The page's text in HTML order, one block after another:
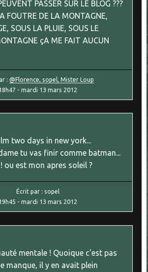
PASSER SUR LE BLOG ???
FOUTRE DE LA MONTAGNE,
SOUS LA PLUIE, SOUS LE
çA ME FAIT AUCUN
:@Florence, sopel, Mister Loup
- mardi 13 mars 2012
two days in new york...
tu vas finir comme batman...
ou est mon apres soleil ?
Écrit par : sopel
- mardi 13 mars 2012
mentale ! Quoique c'est pas
manque, il y en avait plein